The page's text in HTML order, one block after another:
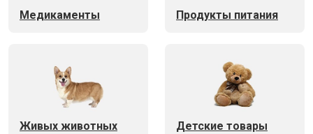
Медикаменты Продукты питания
Живых животных Детские товары